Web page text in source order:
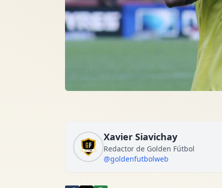
Xavier Siavichay
Redactor de Golden Fútbol
@goldenfutbolweb